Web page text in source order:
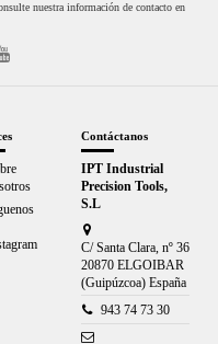
nuestra información de contacto en
Contáctanos
IPT Industrial
Precision Tools,
S.L
C/ Santa Clara, nº 36
20870 ELGOIBAR
(Guipúzcoa) España
943 74 73 30